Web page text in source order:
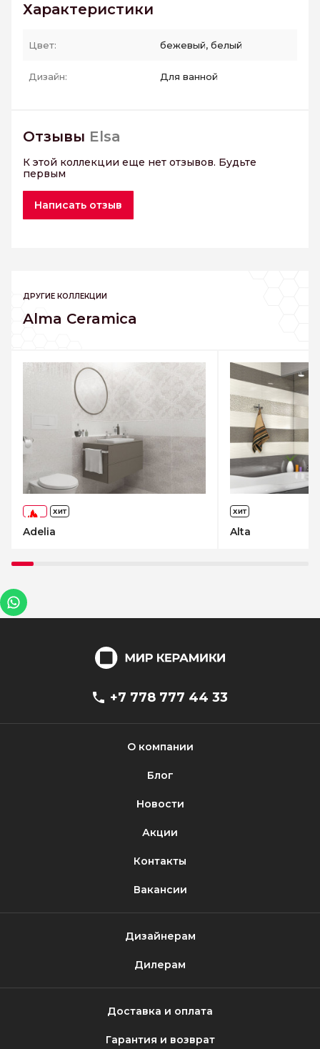
Характеристики
Цвет: бежевый, белый
Дизайн: Для ванной
Отзывы Elsa
К этой коллекции еще нет отзывов. Будьте
первым
Написать отзыв
ДРУГИЕ КОЛЛЕКЦИИ
Alma Ceramica
ХИТ
Adelia
ХИТ
Alta
+7 778 777 44 33
О компании
Блог
Новости
Акции
Контакты
Вакансии
Дизайнерам
Дилерам
Доставка и оплата
Гарантия и возврат